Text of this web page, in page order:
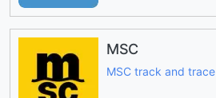
MSC
MSC track and trace